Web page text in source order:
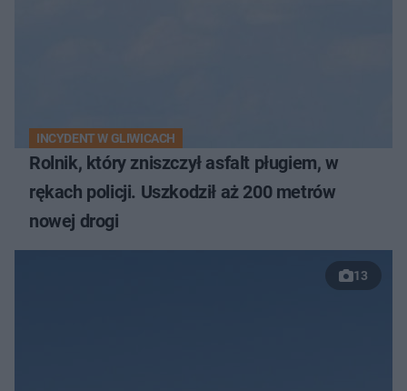
INCYDENT W GLIWICACH
Rolnik, który zniszczył asfalt pługiem, w
rękach policji. Uszkodził aż 200 metrów
nowej drogi
13